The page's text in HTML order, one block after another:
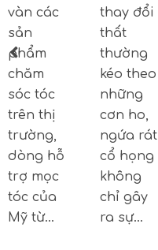
vàn các
sản
phẩm
chăm
sóc tóc
trên thị
trường,
dòng hỗ
trợ mọc
tóc của
Mỹ từ…
thay đổi
thất
thường
kéo theo
những
cơn ho,
ngứa rát
cổ họng
không
chỉ gây
ra sự…